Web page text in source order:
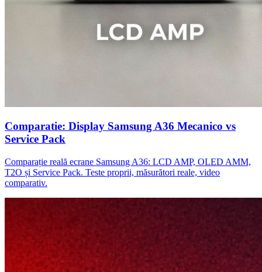
Comparatie: Display Samsung A36 Mecanico vs
Service Pack
Comparație reală ecrane Samsung A36: LCD AMP, OLED AMM,
T2O și Service Pack. Teste proprii, măsurători reale, video
comparativ.